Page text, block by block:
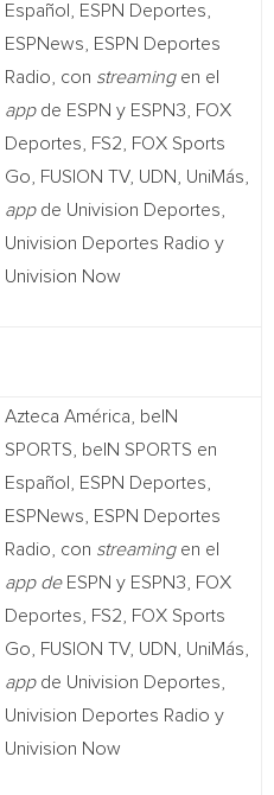
Español, ESPN Deportes,
ESPNews, ESPN Deportes
Radio, con streamingen el
app de ESPN y ESPN3, FOX
Deportes, FS2, FOX Sports
Go, FUSION TV, UDN, UniMás,
appde Univision Deportes,
Univision Deportes Radio y
Univision Now
Azteca América, beIN
SPORTS, beIN SPORTS en
Español, ESPN Deportes,
ESPNews, ESPN Deportes
Radio, con streamingen el
app de ESPN y ESPN3, FOX
Deportes, FS2, FOX Sports
Go, FUSION TV, UDN, UniMás,
appde Univision Deportes,
Univision Deportes Radio y
Univision Now